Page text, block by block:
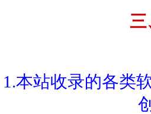
三
1.本站收录的各类